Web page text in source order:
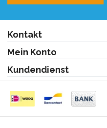
Kontakt
Mein Konto
Kundendienst